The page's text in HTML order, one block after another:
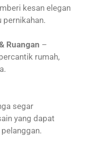
kesan elegan
pernikahan.
Ruangan –
rumah,
segar
yang dapat